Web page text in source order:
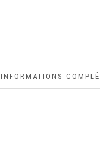
INFORMATIONS